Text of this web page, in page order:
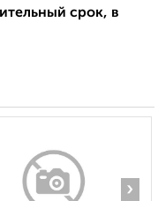
срок, в
›